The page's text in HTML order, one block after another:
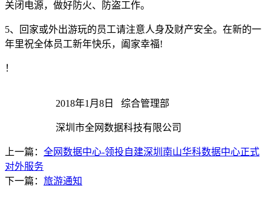
大企业首选
SD-WAN
智能盒子即买即用
深圳横岗电信机房
FIL/CHIA/BZZ首选机房
关闭电源，做好防火、防盗工作。
5、回家或外出游玩的员工请注意人身及财产安全。在新的一
年里祝全体员工新年快乐，阖家幸福!
！
2018年1月8日 综合管理部
深圳市全网数据科技有限公司
上一篇： 全网数据中心-领投自建深圳南山华科数据中心正式
对外服务
下一篇： 旅游通知